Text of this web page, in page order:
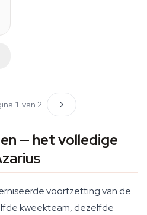
1 van 2
— het volledige
voortzetting van de
kweekteam, dezelfde